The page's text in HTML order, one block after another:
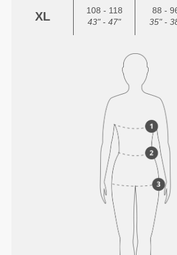
XL
108 - 118
43" - 47"
88 -
35" -